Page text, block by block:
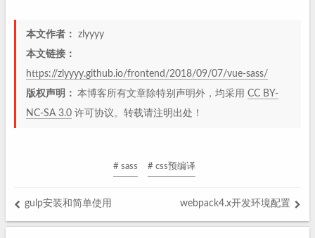
本文作者：
zlyyyy
本文链接：
https://zlyyyy.github.io/frontend/2018/09/07/vue-sass/
版权声明： 本博客所有文章除特别声明外，均采用 CC BY-
NC-SA 3.0 许可协议。转载请注明出处！
# sass # css预编译
gulp安装和简单使用 webpack4.x开发环境配置